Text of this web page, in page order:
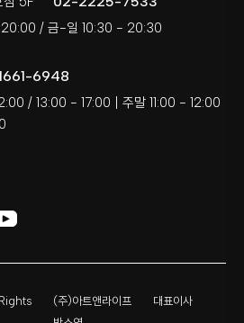
/ 금-일 10:30 - 20:30
6948
/ 13:00 - 17:00 | 주말 11:00 - 12:00
(주)아트앤라이프
대표이사